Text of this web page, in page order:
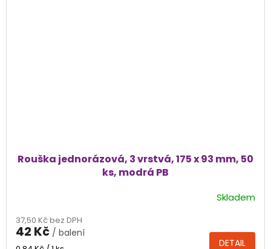
Rouška jednorázová, 3 vrstvá, 175 x 93 mm, 50
ks, modrá PB
Skladem
37,50 Kč bez DPH
42 Kč / balení
DETAIL